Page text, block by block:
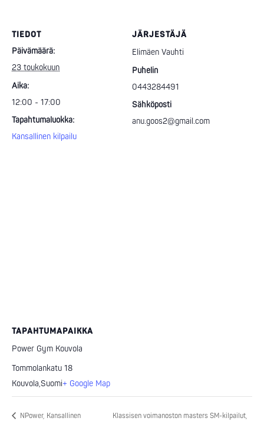
TIEDOT
Päivämäärä:
23 toukokuun
Aika:
12:00 - 17:00
Tapahtumaluokka:
Kansallinen kilpailu
JÄRJESTÄJÄ
Elimäen Vauhti
Puhelin
0443284491
Sähköposti
anu.goos2@gmail.com
TAPAHTUMAPAIKKA
Power Gym Kouvola
Tommolankatu 18
Kouvola,Suomi+ Google Map
NPower, Kansallinen
Klassisen voimanoston masters SM-kilpailut,